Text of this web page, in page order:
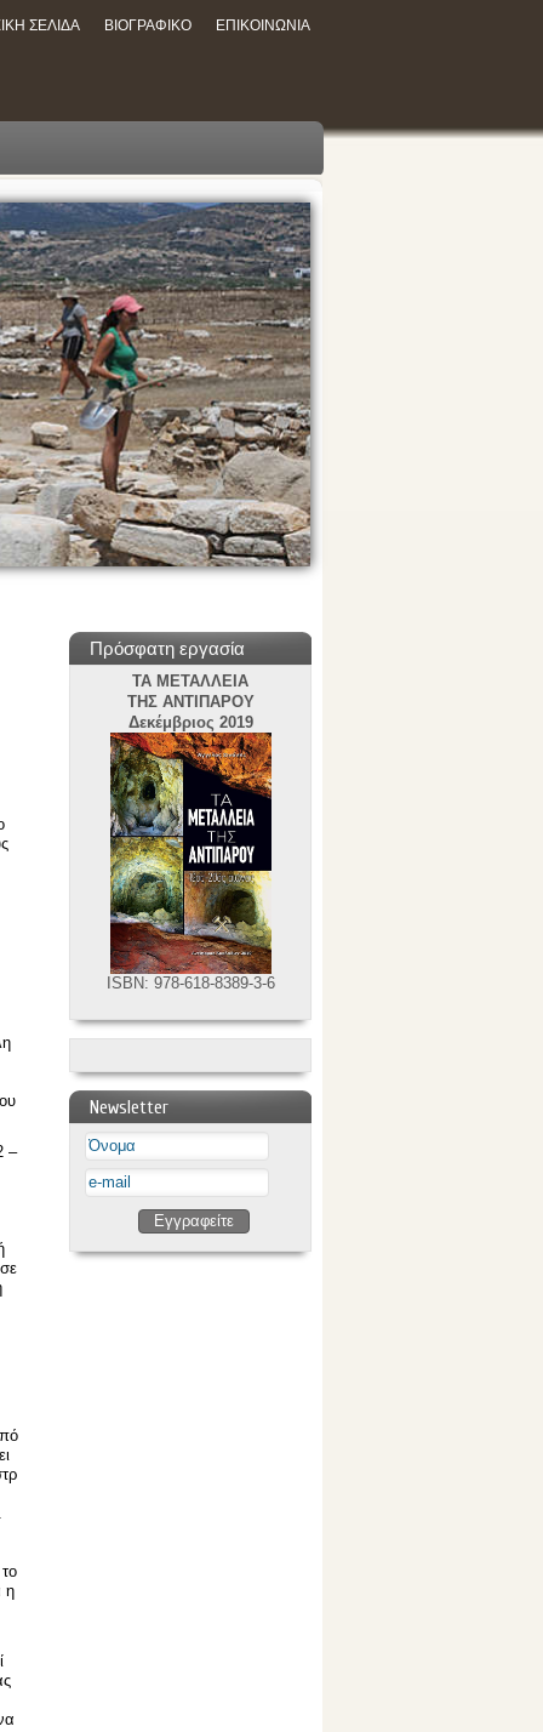
ΣΕΛΙΔΑ ΒΙΟΓΡΑΦΙΚΟ ΕΠΙΚΟΙΝΩΝΙΑ
–
η
Πρόσφατη εργασία
ΤΑ ΜΕΤΑΛΛΕΙΑ
ΤΗΣ ΑΝΤΙΠΑΡΟΥ
Δεκέμβριος 2019
ISBN: 978-618-8389-3-6
Newsletter